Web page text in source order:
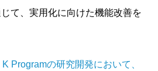
て、実用化に向けた機能改善を
Programの研究開発において、